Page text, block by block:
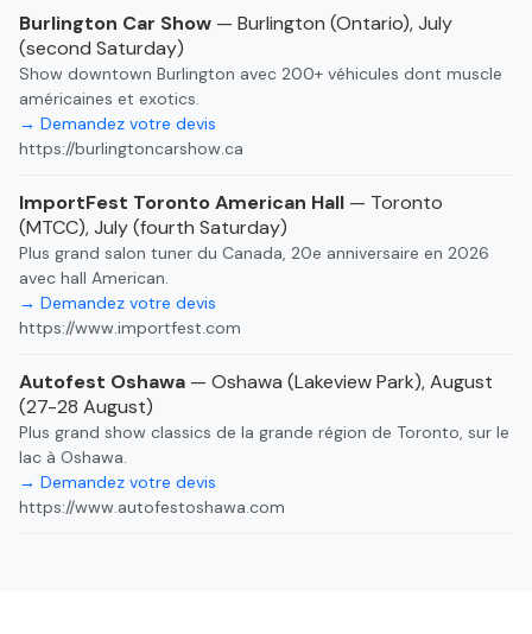
Burlington Car Show — Burlington (Ontario), July
(second Saturday)
Show downtown Burlington avec 200+ véhicules dont muscle
américaines et exotics.
→ Demandez votre devis
https://burlingtoncarshow.ca
ImportFest Toronto American Hall — Toronto
(MTCC), July (fourth Saturday)
Plus grand salon tuner du Canada, 20e anniversaire en 2026
avec hall American.
→ Demandez votre devis
https://www.importfest.com
Autofest Oshawa — Oshawa (Lakeview Park), August
(27-28 August)
Plus grand show classics de la grande région de Toronto, sur le
lac à Oshawa.
→ Demandez votre devis
https://www.autofestoshawa.com